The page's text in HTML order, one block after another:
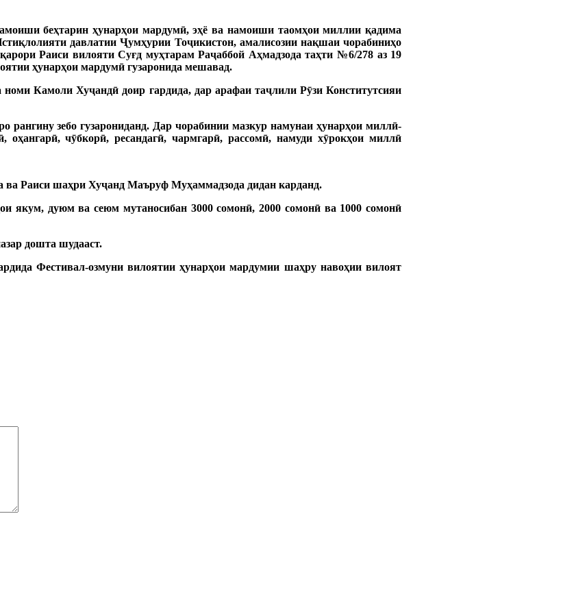
беҳтарин ҳунарҳои мардумӣ, эҳё ва намоиши таомҳои миллии қадима
давлатии Ҷумҳурии Тоҷикистон, амалисозии нақшаи чорабиниҳо
Раиси вилояти Суғд муҳтарам Раҷаббой Аҳмадзода таҳти №6/278 аз 19
ҳунарҳои мардумӣ гузаронида мешавад.
Камоли Хуҷандӣ доир гардида, дар арафаи таҷлили Рӯзи Конститутсияи
зебо гузарониданд. Дар чорабинии мазкур намунаи ҳунарҳои миллӣ-
оҳангарӣ, чӯбкорӣ, ресандагӣ, чармгарӣ, рассомӣ, намуди хӯрокҳои миллӣ
ва Раиси шаҳри Хуҷанд Маъруф Муҳаммадзода дидан карданд.
якум, дуюм ва сеюм мутаносибан 3000 сомонӣ, 2000 сомонӣ ва 1000 сомонӣ
дошта шудааст.
Фестивал-озмуни вилоятии ҳунарҳои мардумии шаҳру навоҳии вилоят